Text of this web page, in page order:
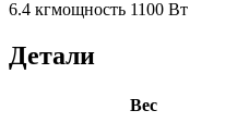
6.4 кгмощность 1100 Вт
Детали
Вес